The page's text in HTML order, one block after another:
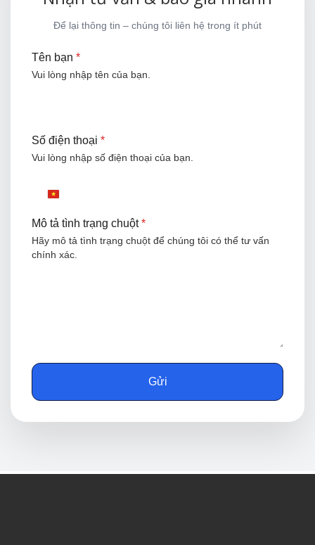
Để lại thông tin – chúng tôi liên hệ trong ít phút
Tên bạn *
Vui lòng nhập tên của bạn.
Số điện thoại *
Vui lòng nhập số điện thoại của bạn.
Vietnam
Mô tả tình trạng chuột*
Hãy mô tả tình trạng chuột để chúng tôi có thể tư vấn
chính xác.
Gửi